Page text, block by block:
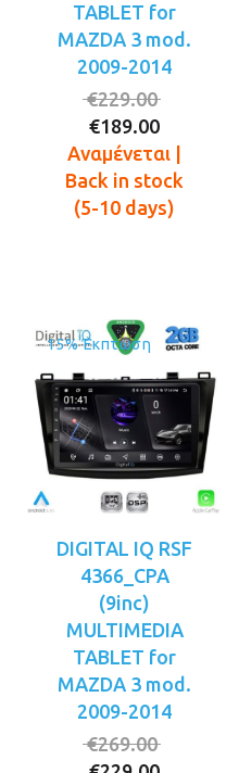
TABLET for
MAZDA 3 mod.
2009-2014
€229.00
was:
€229.00.
€189.00
τιμή
είναι:
Αναμένεται |
Back in stock
(5-10 days)
15% Έκπτωση
DIGITAL IQ RSF
4366_CPA
(9inc)
MULTIMEDIA
TABLET for
MAZDA 3 mod.
2009-2014
€269.00